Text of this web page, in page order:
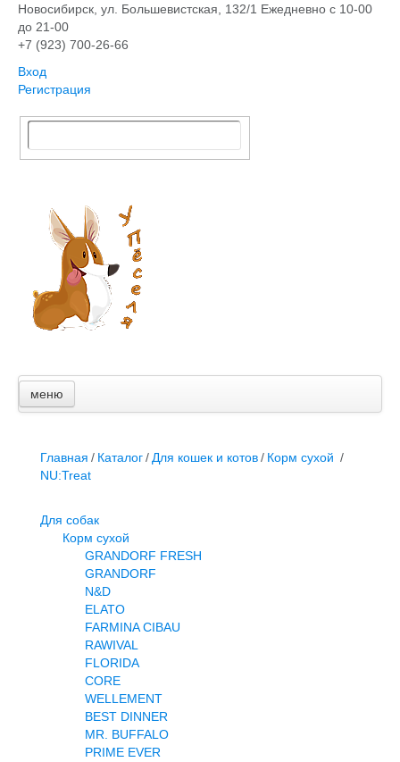
Новосибирск, ​ул. Большевистская, 132/1 Ежедневно с 10-00
до 21-00
+7 (923) 700-26-66
Вход
Регистрация
меню
Главная
Для собак
Для кошек и котов
Аквариумистика
Террариумистика
Вет аптека
Контакты
Главная / Каталог/Для кошек и котов/ Корм сухой /
NU:Treat
Для собак
Корм сухой
GRANDORF FRESH
GRANDORF
N&D
ELATO
FARMINA CIBAU
RAWIVAL
FLORIDA
CORE
WELLEMENT
BEST DINNER
MR. BUFFALO
PRIME EVER